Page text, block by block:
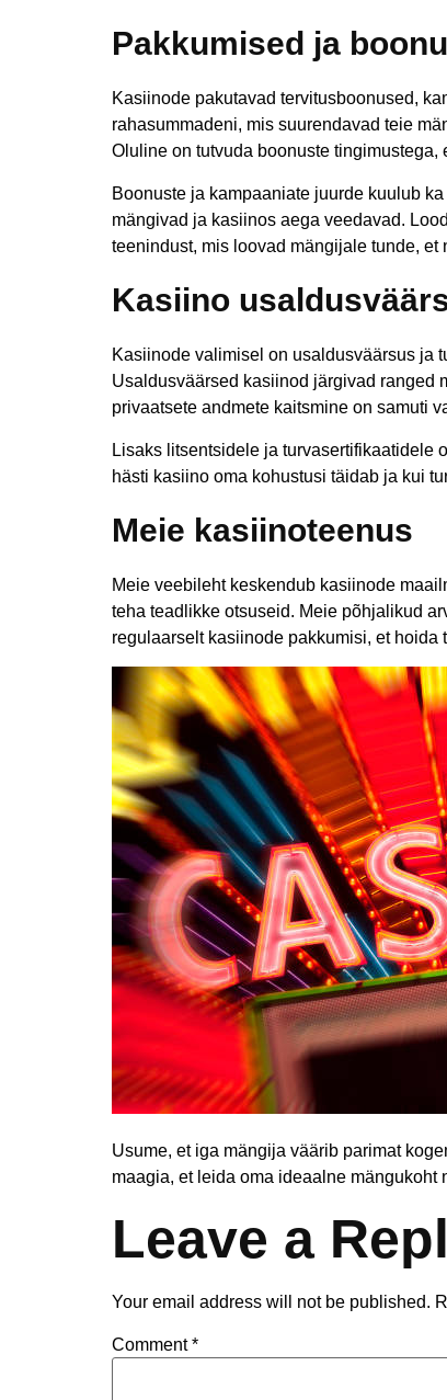
Pakkumised ja
Kasiinode pakutavad tervitusboonused,
rahasummadeni, mis suurendavad teie
Oluline on tutvuda boonuste
Boonuste ja kampaaniate juurde kuulub
mängivad ja kasiinos aega veedavad.
teenindust, mis loovad mängijale tunde, et
Kasiino
Kasiinode valimisel on usaldusväärsus ja
Usaldusväärsed kasiinod järgivad ranged
privaatsete andmete kaitsmine on samuti
Lisaks litsentsidele ja turvasertifikaatidele
hästi kasiino oma kohustusi täidab ja kui
Meie kasiinoteenus
Meie veebileht keskendub kasiinode
teha teadlikke otsuseid. Meie põhjalikud
regulaarselt kasiinode pakkumisi, et hoida
Usume, et iga mängija väärib parimat
maagia, et leida oma ideaalne
Leave a
Your email address will not be published.
Comment*